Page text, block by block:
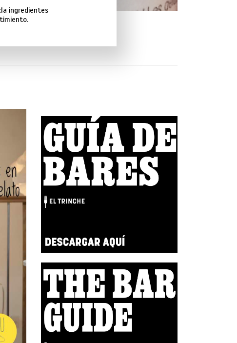
ingredientes